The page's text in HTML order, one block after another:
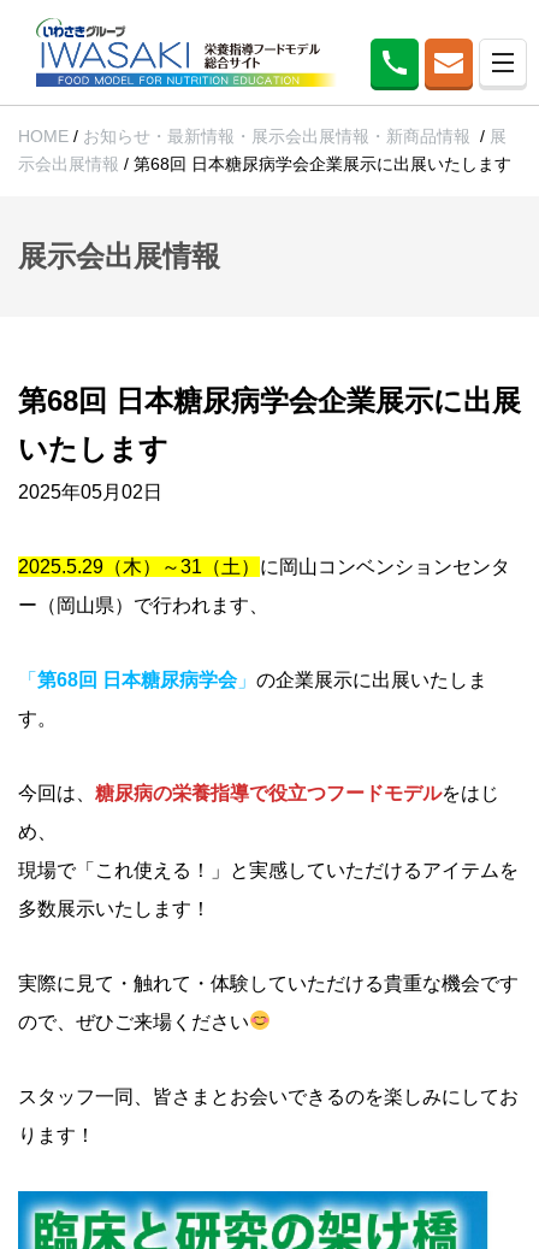
HOME / お知らせ・最新情報・展示会出展情報・新商品情報 / 展
示会出展情報 / 第68回 日本糖尿病学会企業展示に出展いたします
展示会出展情報
第68回 日本糖尿病学会企業展示に出展
いたします
2025年05月02日
2025.5.29（木）～31（土） に岡山コンベンションセンタ
ー（岡山県）で行われます、
「 第68回 日本糖尿病学会」 の企業展示に出展いたしま
す。
今回は、 糖尿病の栄養指導で役立つフードモデルをはじ
め、
現場で「これ使える！」と実感していただけるアイテムを
多数展示いたします！
実際に見て・触れて・体験していただける貴重な機会です
ので、ぜひご来場ください
スタッフ一同、皆さまとお会いできるのを楽しみにしてお
ります！